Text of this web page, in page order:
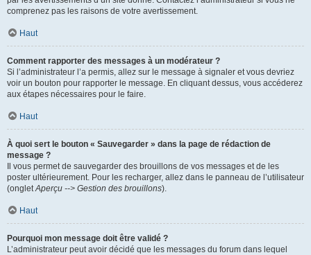
comprenez pas les raisons de votre avertissement.
Haut
Comment rapporter des messages à un modérateur ?
Si l’administrateur l’a permis, allez sur le message à signaler et vous devriez
voir un bouton pour rapporter le message. En cliquant dessus, vous accéderez
aux étapes nécessaires pour le faire.
Haut
À quoi sert le bouton « Sauvegarder » dans la page de rédaction de
message ?
Il vous permet de sauvegarder des brouillons de vos messages et de les
poster ultérieurement. Pour les recharger, allez dans le panneau de l’utilisateur
(ongletAperçu --> Gestion des brouillons).
Haut
Pourquoi mon message doit être validé ?
L’administrateur peut avoir décidé que les messages du forum dans lequel